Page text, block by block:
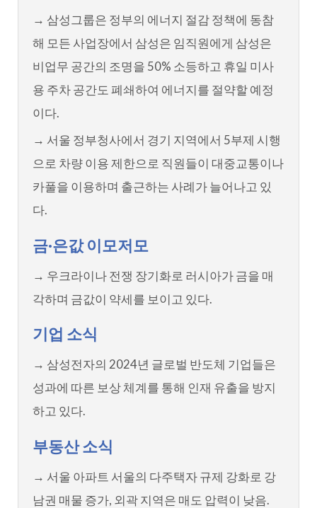
→ 삼성그룹은 정부의 에너지 절감 정책에 동참
해 모든 사업장에서 삼성은 임직원에게 삼성은
비업무 공간의 조명을 50% 소등하고 휴일 미사
용 주차 공간도 폐쇄하여 에너지를 절약할 예정
이다.
→ 서울 정부청사에서 경기 지역에서 5부제 시행
으로 차량 이용 제한으로 직원들이 대중교통이나
카풀을 이용하며 출근하는 사례가 늘어나고 있
다.
금·은값 이모저모
→ 우크라이나 전쟁 장기화로 러시아가 금을 매
각하며 금값이 약세를 보이고 있다.
기업 소식
→ 삼성전자의 2024년 글로벌 반도체 기업들은
성과에 따른 보상 체계를 통해 인재 유출을 방지
하고 있다.
부동산 소식
→ 서울 아파트 서울의 다주택자 규제 강화로 강
남권 매물 증가, 외곽 지역은 매도 압력이 낮음.